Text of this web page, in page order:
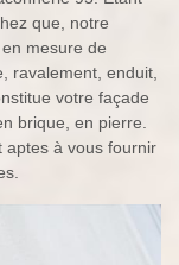
que, notre
mesure de
ravalement, enduit,
votre façade
brique, en pierre.
aptes à vous fournir